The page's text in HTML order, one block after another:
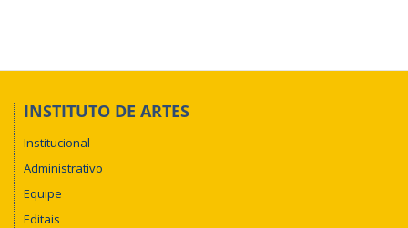
INSTITUTO DE ARTES
Institucional
Administrativo
Equipe
Editais